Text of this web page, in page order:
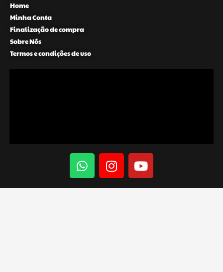
Home
Minha Conta
Finalização de compra
Sobre Nós
Termos e condições de uso
W
h
a
I
n
s
Y
o
u